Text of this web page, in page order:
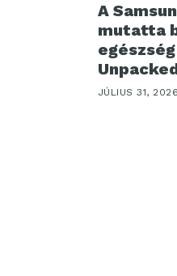
A
mutatta
JÚLIUS 31, 2026